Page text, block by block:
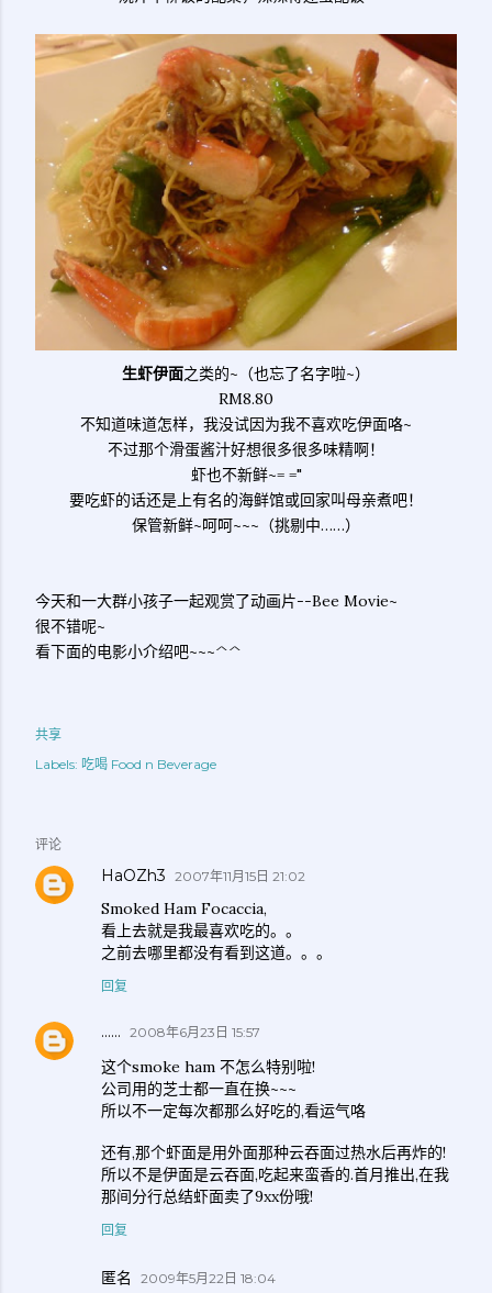
生虾伊面之类的~（也忘了名字啦~）
RM8.80
不知道味道怎样，我没试因为我不喜欢吃伊面咯~
不过那个滑蛋酱汁好想很多很多味精啊！
虾也不新鲜~= ="
要吃虾的话还是上有名的海鲜馆或回家叫母亲煮吧！
保管新鲜~呵呵~~~（挑剔中……）
今天和一大群小孩子一起观赏了动画片--Bee Movie~
很不错呢~
看下面的电影小介绍吧~~~^^
共享
Labels: 吃喝 Food n Beverage
评论
HaOZh3 2007年11月15日 21:02
Smoked Ham Focaccia,
看上去就是我最喜欢吃的。。
之前去哪里都没有看到这道。。。
回复
...... 2008年6月23日 15:57
这个smoke ham 不怎么特别啦!
公司用的芝士都一直在换~~~
所以不一定每次都那么好吃的,看运气咯
还有,那个虾面是用外面那种云吞面过热水后再炸的!
所以不是伊面是云吞面,吃起来蛮香的.首月推出,在我
那间分行总结虾面卖了9xx份哦!
回复
匿名 2009年5月22日 18:04